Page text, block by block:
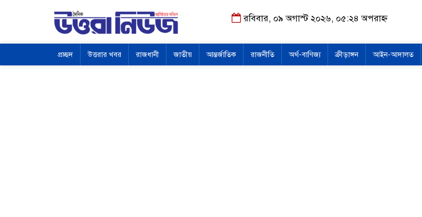
রবিবার, ০৯ অগাস্ট ২০২৬, ০৫:২৪ অপরাহ্ন
প্রচ্ছদ উত্তরার খবর রাজধানী জাতীয় আন্তর্জাতিক রাজনীতি অর্থ-বাণিজ্য ক্রীড়াঙ্গন আইন-আদালত